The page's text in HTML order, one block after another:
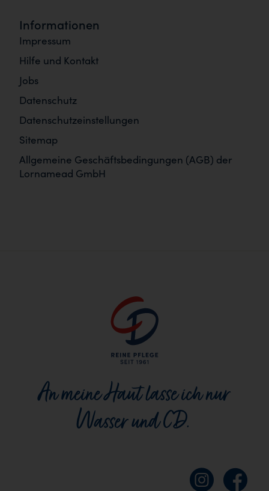
Informationen
Impressum
Hilfe und Kontakt
Jobs
Datenschutz
Datenschutzeinstellungen
Sitemap
Allgemeine Geschäftsbedingungen (AGB) der
Lornamead GmbH
An meine Haut lasse ich nur
Wasser und CD.